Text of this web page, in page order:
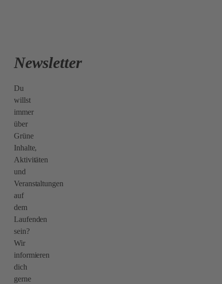
Newsletter
Du
willst
immer
über
Grüne
Inhalte,
Aktivitäten
und
Veranstaltungen
auf
dem
Laufenden
sein?
Wir
informieren
dich
gerne